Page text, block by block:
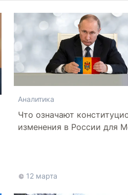
Аналитика
Что означают
изменения в России для
12 марта